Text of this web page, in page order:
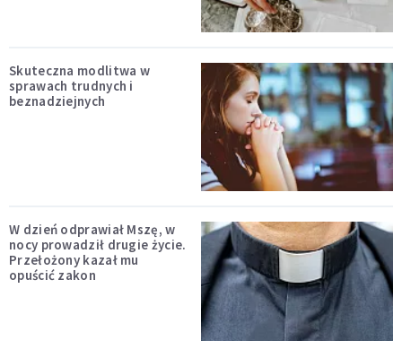
Skuteczna modlitwa w
sprawach trudnych i
beznadziejnych
W dzień odprawiał Mszę, w
nocy prowadził drugie życie.
Przełożony kazał mu
opuścić zakon